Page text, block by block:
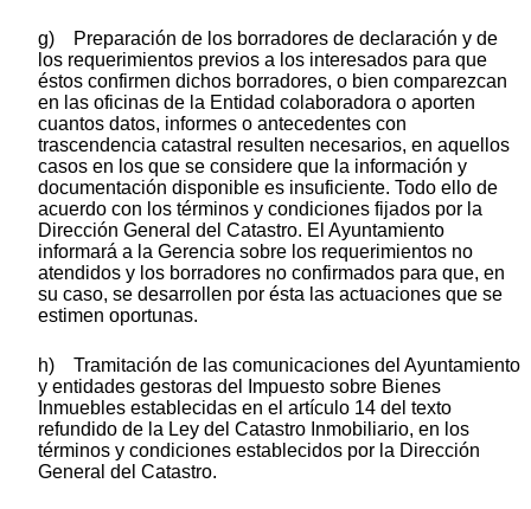
g) Preparación de los borradores de declaración y de
los requerimientos previos a los interesados para que
éstos confirmen dichos borradores, o bien comparezcan
en las oficinas de la Entidad colaboradora o aporten
cuantos datos, informes o antecedentes con
trascendencia catastral resulten necesarios, en aquellos
casos en los que se considere que la información y
documentación disponible es insuficiente. Todo ello de
acuerdo con los términos y condiciones fijados por la
Dirección General del Catastro. El Ayuntamiento
informará a la Gerencia sobre los requerimientos no
atendidos y los borradores no confirmados para que, en
su caso, se desarrollen por ésta las actuaciones que se
estimen oportunas.
h) Tramitación de las comunicaciones del Ayuntamiento
y entidades gestoras del Impuesto sobre Bienes
Inmuebles establecidas en el artículo 14 del texto
refundido de la Ley del Catastro Inmobiliario, en los
términos y condiciones establecidos por la Dirección
General del Catastro.